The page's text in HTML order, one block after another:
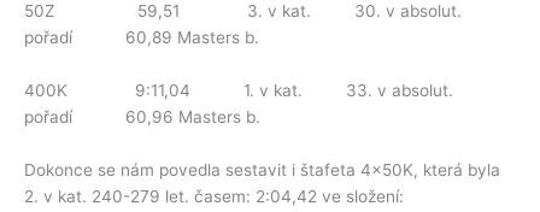
50Z 59,51 3. v kat. 30. v absolut.
pořadí 60,89 Masters b.
400K 9:11,04 1. v kat. 33. v absolut.
pořadí 60,96 Masters b.
Dokonce se nám povedla sestavit i štafeta 4x50K, která byla
2. v kat. 240-279 let. časem: 2:04,42 ve složení: